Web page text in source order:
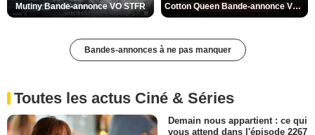
Mutiny Bande-annonce VO STFR Cotton Queen Bande-annonce VO STFR
Bandes-annonces à ne pas manquer
Toutes les actus Ciné & Séries
Demain nous appartient : ce qui
vous attend dans l'épisode 2267